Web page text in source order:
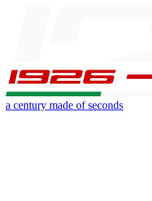
a century made of seconds